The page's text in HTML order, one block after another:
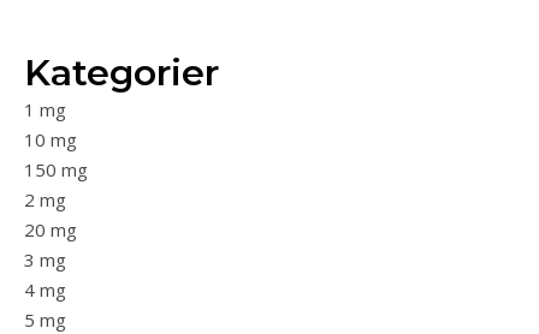
Kategorier
1 mg
10 mg
150 mg
2 mg
20 mg
3 mg
4 mg
5 mg